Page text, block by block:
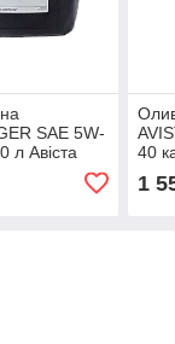
SAE 5W-
л Авіста
Авіста Пейс
40
Гер
1